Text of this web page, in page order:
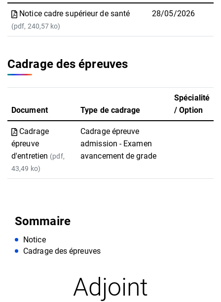
Notice cadre supérieur de santé
(pdf, 240,57 ko)
28/05/2026
Cadrage des épreuves
Document Type de cadrage
Spécialité
/ Option
Cadrage
épreuve
d'entretien (pdf,
43,49 ko)
Cadrage épreuve
admission - Examen
avancement de grade
Sommaire
Notice
Cadrage des épreuves
Adjoint